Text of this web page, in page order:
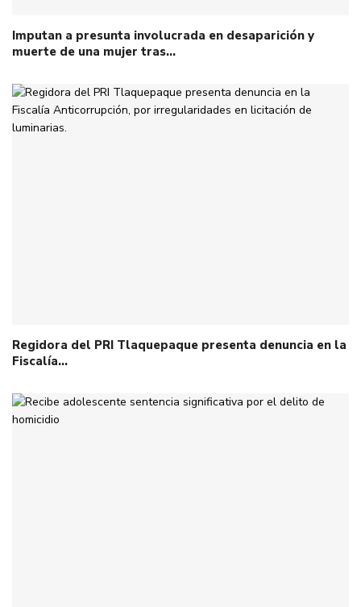
Imputan a presunta involucrada en desaparición y
muerte de una mujer tras…
Regidora del PRI Tlaquepaque presenta denuncia en la
Fiscalía…